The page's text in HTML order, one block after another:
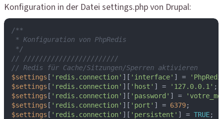
Konfiguration in der Datei settings.php von Drupal:
/**
* Konfiguration von PhpRedis
*/
// ////////////////////////
// Redis für Cache/Sitzungen/Sperren aktivieren
$settings [ 'redis.connection' ][ 'interface' ] =
$settings [ 'redis.connection' ][ 'host' ] = '127.0.0.1'
$settings [ 'redis.connection' ][ 'password' ] =
$settings [ 'redis.connection' ][ 'port' ] = 6379
$settings [ 'redis.connection' ][ 'persistent' ] = TRUE;